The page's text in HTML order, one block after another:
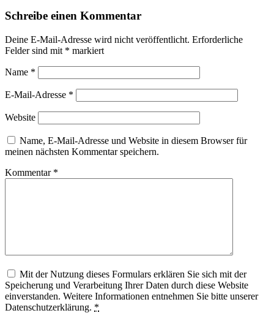
Schreibe einen Kommentar
Deine E-Mail-Adresse wird nicht veröffentlicht. Erforderliche
Felder sind mit * markiert
Name *
E-Mail-Adresse *
Website
Name, E-Mail-Adresse und Website in diesem Browser für
meinen nächsten Kommentar speichern.
Kommentar *
Mit der Nutzung dieses Formulars erklären Sie sich mit der
Speicherung und Verarbeitung Ihrer Daten durch diese Website
einverstanden. Weitere Informationen entnehmen Sie bitte unserer
Datenschutzerklärung. *